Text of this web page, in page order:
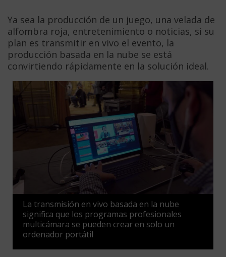
Ya sea la producción de un juego, una velada de
alfombra roja, entretenimiento o noticias, si su
plan es transmitir en vivo el evento, la
producción basada en la nube se está
convirtiendo rápidamente en la solución ideal.
La transmisión en vivo basada en la nube
significa que los programas profesionales
multicámara se pueden crear en solo un
ordenador portátil